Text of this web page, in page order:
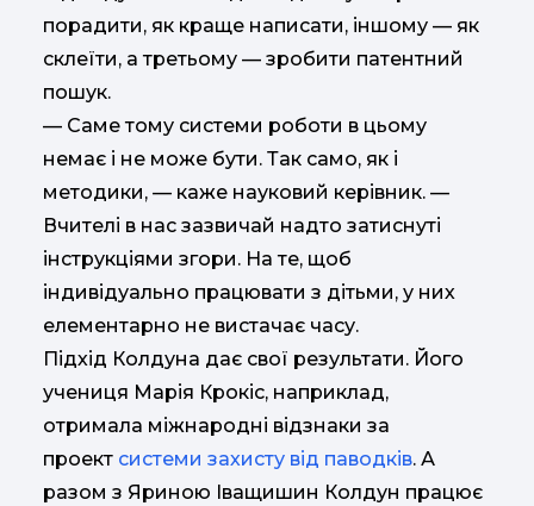
порадити, як краще написати, іншому — як
склеїти, а третьому — зробити патентний
пошук.
— Саме тому системи роботи в цьому
немає і не може бути. Так само, як і
методики, — каже науковий керівник. —
Вчителі в нас зазвичай надто затиснуті
інструкціями згори. На те, щоб
індивідуально працювати з дітьми, у них
елементарно не вистачає часу.
Підхід Колдуна дає свої результати. Його
учениця Марія Крокіс, наприклад,
отримала міжнародні відзнаки за
проект системи захисту від паводків. А
разом з Яриною Іващишин Колдун працює